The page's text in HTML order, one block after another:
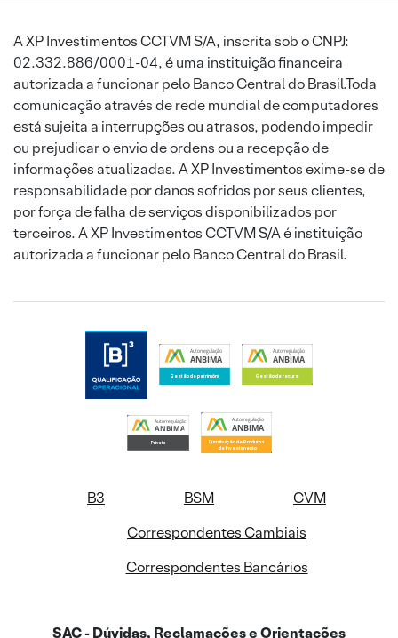
A XP Investimentos CCTVM S/A, inscrita sob o CNPJ:
02.332.886/0001-04, é uma instituição financeira
autorizada a funcionar pelo Banco Central do Brasil.Toda
comunicação através de rede mundial de computadores
está sujeita a interrupções ou atrasos, podendo impedir
ou prejudicar o envio de ordens ou a recepção de
informações atualizadas. A XP Investimentos exime-se de
responsabilidade por danos sofridos por seus clientes,
por força de falha de serviços disponibilizados por
terceiros. A XP Investimentos CCTVM S/A é instituição
autorizada a funcionar pelo Banco Central do Brasil.
B3 BSM
CVM
Correspondentes Cambiais
Correspondentes Bancários
SAC - Dúvidas, Reclamações e Orientações